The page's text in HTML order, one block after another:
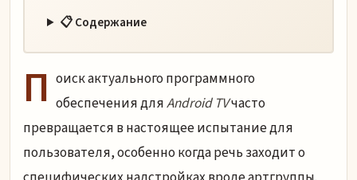
📋 Содержание
П оиск актуального программного
обеспечения дляAndroid TVчасто
превращается в настоящее испытание для
пользователя, особенно когда речь заходит о